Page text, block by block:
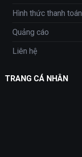
Hình thức thanh toán
Quảng cáo
Liên hệ
TRANG CÁ NHÂN